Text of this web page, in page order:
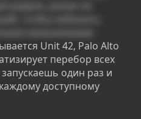
механизмами
Unit 42, Palo Alto
перебор всех
один раз и
доступному